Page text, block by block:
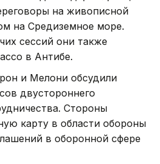
на живописной
на Средиземное море.
сессий они также
в Антибе.
и Мелони обсудили
двустороннего
Стороны
карту в области обороны
в оборонной сфере